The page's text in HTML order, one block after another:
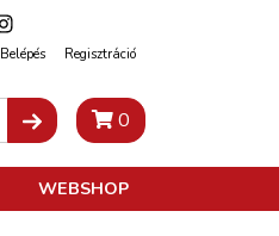
Belépés Regisztráció
0
WEBSHOP